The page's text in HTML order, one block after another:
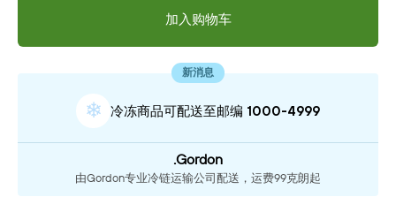
加入购物车
新消息
❄ 冷冻商品可配送⾄邮编 1000-4999
.Gordon
由Gordon专业冷链运输公司配送，运费99克朗起